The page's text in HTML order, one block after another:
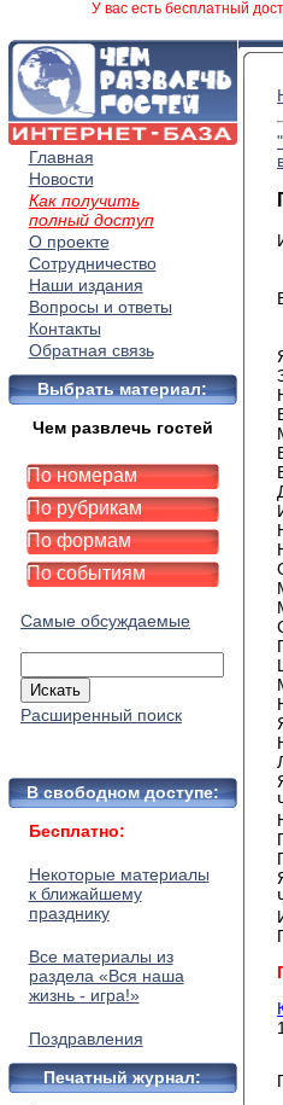
У вас есть бесплатный
Главная
Новости
Как получить
полный доступ
О проекте
Сотрудничество
Наши издания
Вопросы и ответы
Контакты
Обратная связь
Выбрать материал:
Чем развлечь гостей
По номерам
По рубрикам
По формам
По событиям
Самые обсуждаемые
Расширенный поиск
В свободном доступе:
Бесплатно:
Некоторые материалы
к ближайшему
празднику
Все материалы из
раздела «Вся наша
жизнь - игра!»
Поздравления
Печатный журнал: